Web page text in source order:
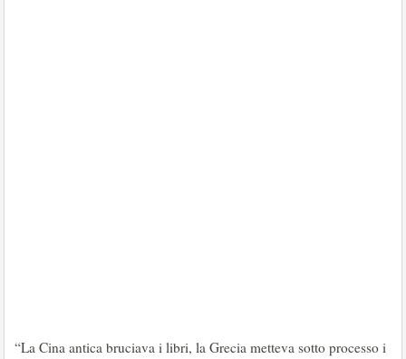
“La Cina antica bruciava i libri, la Grecia metteva sotto processo i